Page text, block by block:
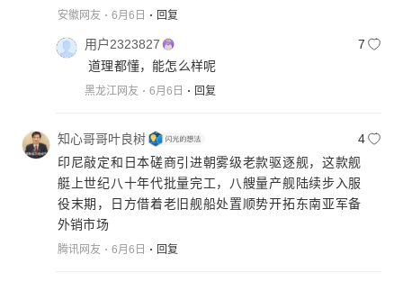
安徽网友 6月6日 回复
用户2323827
7
道理都懂，能怎么样呢
黑龙江网友 6月6日 回复
知心哥哥叶良树
4
印尼敲定和日本磋商引进朝雾级老款驱逐舰，这款舰
艇上世纪八十年代批量完工，八艘量产舰陆续步入服
役末期，日方借着老旧舰船处置顺势开拓东南亚军备
外销市场
腾讯网友 6月6日 回复